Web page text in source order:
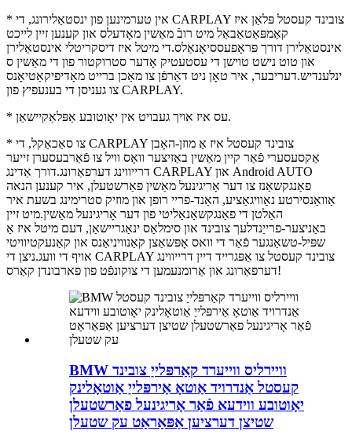
* אין טערמינען פון ינסטאַלירונג, די CARPLAY צובינד קעסטל פּלאַן איז
קאַמפּאַטאַבאַל מיט רובֿ מאַשין מאָדעלס און קענען זיין לייכט
אינסטאַלירן דורך פּראָפעססיאָנאַלס.די מיטל איז דיסקריטלי אינסטאַלירן
און טוט נישט טוישן די עסטעטיק אָדער סטרוקטור פון די מאַשין ס
ינלענדיש.דעריבער, איר טאָן ניט דאַרפֿן צו מאַכן ברייט מאָדיפיקאַטיאָנס
צו געניסן די בענעפיץ פון CARPLAY.
* עס איז אויך געבויט אין יאָוטובע אַפּלאַקיישאַן.
* צו סאַכאַקל, די CARPLAY צובינד קעסטל איז אַ מוזן-האָבן
אַקסעסערי פֿאַר קיין מאַשין באַזיצער וואָס וויל צו פֿאַרבעסערן זייער
דרייווינג דערפאַרונג.דורך אַדינג CARPLAY און Android AUTO
פאַנגקשאַנז צו דער אָריגינעל מאַשין פאַרשטעלן, איר קענען הנאה
אַוואַנסירטע נאַוויגאַציע, האַנד-פריי רופן און מוזיק סטרימינג בשעת איר
האַלטן די פאַנגקשאַנאַליטי פון דער אָריגינעל מאַשין.מיט זיין
באַניצער-פרייַנדלעך צובינד און סימלאַס ינאַגריישאַן, דעם מיטל איז אַ
שפּיל-טשאַנגער פֿאַר די וואס אָפּשאַצן קאַנוויניאַנס און קאַנעקטיוויטי
אויף די וועג.ניצן די CARPLAY צובינד קעסטל צו אַפּגרייד דיין דרייווינג
דערפאַרונג און אַרומנעמען די צוקונפֿט פון פארבונדן קאַרס!
BMW וויירליס ווייערד קאַרפּלייַ צובינד
קעסטל אַנדרויד אַוטאָ אַירפּלייַ אַוטאָלינק
יאָוטובע ווידעא פֿאַר אָריגינעל פאַרשטעלן
שטיצן דערציען אַפּאַראַט עק שטעלן